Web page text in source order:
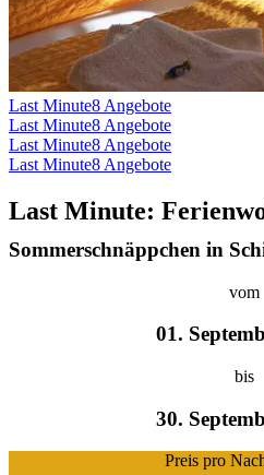
Last Minute8 Angebote
Last Minute8 Angebote
Last Minute8 Angebote
Last Minute8 Angebote
Last Minute:
Sommerschnäppchen in
vom
01.
bis
30.
Preis pro